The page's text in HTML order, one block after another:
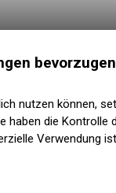
nutzen können,
haben die Kontrolle
Verwendung